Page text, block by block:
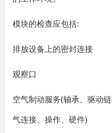
模块的检查应包括:
排放设备上的密封连接
观察口
空气制动服务(轴承、驱动
气连接、操作、硬件)